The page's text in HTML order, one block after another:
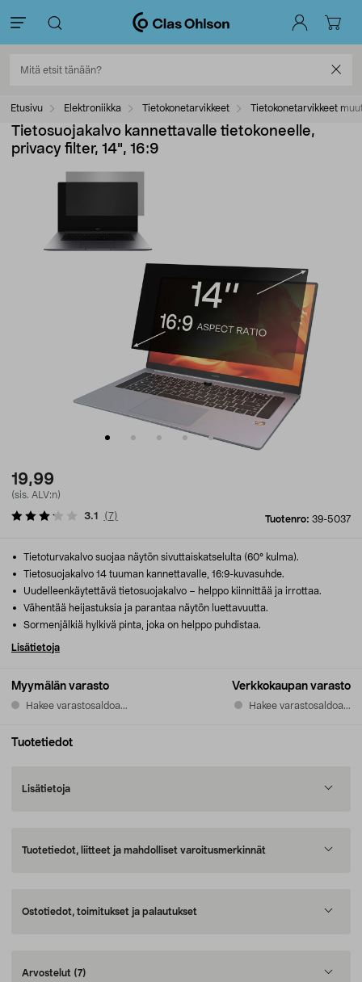
Etusivu Elektroniikka Tietokonetarvikkeet Tietokonetarvikkeet
Tietosuojakalvo kannettavalle tietokoneelle,
privacy filter, 14", 16:9
19,99
(sis. ALV:n)
Tuotenro: 39-5037
3.1 (7)
Myymälän varasto
Hakee varastosaldoa...
Verkkokaupan varasto
Hakee varastosaldoa...
Tietoturvakalvo suojaa näytön sivuttaiskatselulta (60° kulma).
Tietosuojakalvo 14 tuuman kannettavalle, 16:9-kuvasuhde.
Uudelleenkäytettävä tietosuojakalvo – helppo kiinnittää ja irrottaa.
Vähentää heijastuksia ja parantaa näytön luettavuutta.
Sormenjälkiä hylkivä pinta, joka on helppo puhdistaa.
Lisätietoja
Tuotetiedot
Lisätietoja
Tuotetiedot, liitteet ja mahdolliset varoitusmerkinnät
Ostotiedot, toimitukset ja palautukset
Arvostelut (7)